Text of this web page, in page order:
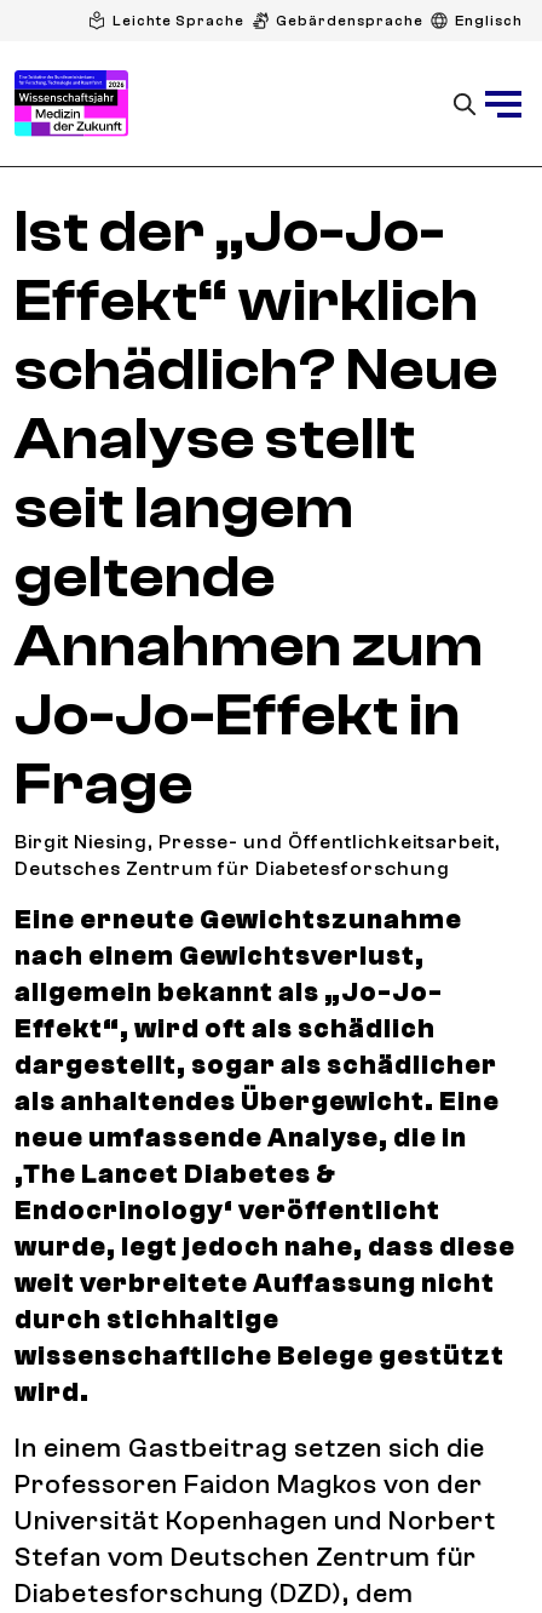
Leichte Sprache Gebärdensprache Englisch
Ist der „Jo-Jo-
Effekt“ wirklich
schädlich? Neue
Analyse stellt
seit langem
geltende
Annahmen zum
Jo-Jo-Effekt in
Frage
Birgit Niesing, Presse- und Öffentlichkeitsarbeit,
Deutsches Zentrum für Diabetesforschung
Eine erneute Gewichtszunahme
nach einem Gewichtsverlust,
allgemein bekannt als „Jo-Jo-
Effekt“, wird oft als schädlich
dargestellt, sogar als schädlicher
als anhaltendes Übergewicht. Eine
neue umfassende Analyse, die in
‚The Lancet Diabetes &
Endocrinology‘ veröffentlicht
wurde, legt jedoch nahe, dass diese
weit verbreitete Auffassung nicht
durch stichhaltige
wissenschaftliche Belege gestützt
wird.
In einem Gastbeitrag setzen sich die
Professoren Faidon Magkos von der
Universität Kopenhagen und Norbert
Stefan vom Deutschen Zentrum für
Diabetesforschung (DZD), dem